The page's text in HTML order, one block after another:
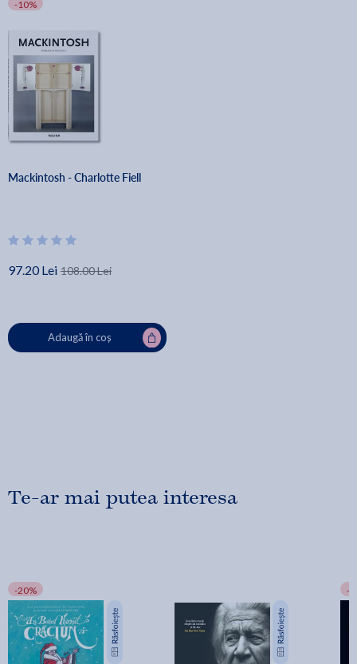
-10%
Mackintosh - Charlotte Fiell
97.20 Lei 108.00 Lei
Adaugă în coș
Te-ar mai putea interesa
-20% -